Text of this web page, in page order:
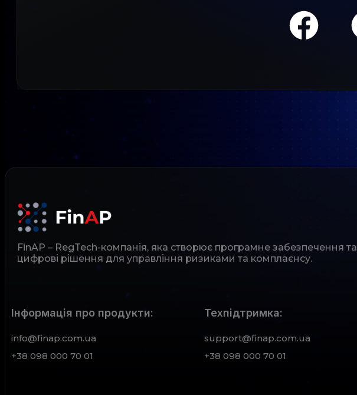
FinAP – RegTech-компанія, яка створює програмне забезпечення та
цифрові рішення для управління ризиками та комплаєнсу.
Інформація про продукти:
info@finap.com.ua
+38 098 000 70 01
Техпідтримка:
support@finap.com.ua
+38 098 000 70 01